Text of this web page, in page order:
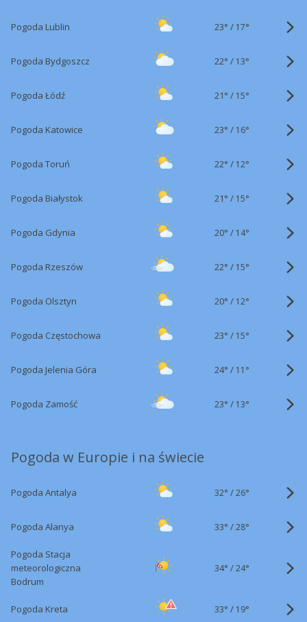
Pogoda Lublin 23° / 17°
Pogoda Bydgoszcz 22° / 13°
Pogoda Łódź 21° / 15°
Pogoda Katowice 23° / 16°
Pogoda Toruń 22° / 12°
Pogoda Białystok 21° / 15°
Pogoda Gdynia 20° / 14°
Pogoda Rzeszów 22° / 15°
Pogoda Olsztyn 20° / 12°
Pogoda Częstochowa 23° / 15°
Pogoda Jelenia Góra 24° / 11°
Pogoda Zamość 23° / 13°
Pogoda w Europie i na świecie
Pogoda Antalya 32° /26°
Pogoda Alanya 33° /28°
Pogoda Stacja
meteorologiczna
Bodrum
34° /24°
Pogoda Kreta 33° / 19°